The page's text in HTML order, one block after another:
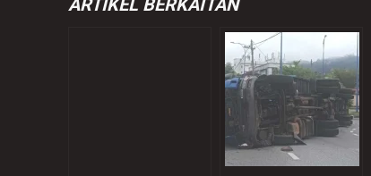
ARTIKEL BERKAITAN